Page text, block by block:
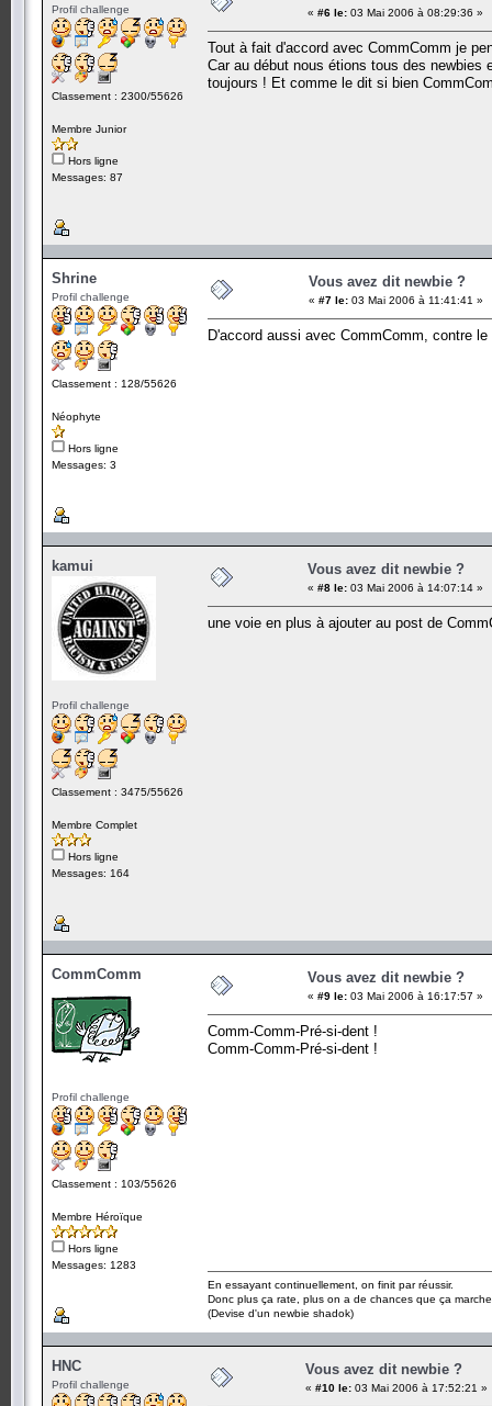
Profil challenge
Classement : 2300/55626
Membre Junior
Hors ligne
Messages: 87
« #6 le: 03 Mai 2006 à 08:29:36 »
Tout à fait d'accord avec CommComm je
Car au début nous étions tous des
toujours ! Et comme le dit si bien
Shrine
Profil challenge
Classement : 128/55626
Néophyte
Hors ligne
Messages: 3
Vous avez dit newbie ?
« #7 le: 03 Mai 2006 à 11:41:41 »
D'accord aussi avec CommComm, contre
kamui
Profil challenge
Classement : 3475/55626
Membre Complet
Hors ligne
Messages: 164
Vous avez dit newbie ?
« #8 le: 03 Mai 2006 à 14:07:14 »
une voie en plus à ajouter au post de
CommComm
Profil challenge
Classement : 103/55626
Membre Héroïque
Hors ligne
Messages: 1283
Vous avez dit newbie ?
« #9 le: 03 Mai 2006 à 16:17:57 »
Comm-Comm-Pré-si-dent !
Comm-Comm-Pré-si-dent !
En essayant continuellement, on finit par réussir.
Donc plus ça rate, plus on a de chances que ça
(Devise d'un newbie shadok)
HNC
Profil challenge
Vous avez dit newbie ?
« #10 le: 03 Mai 2006 à 17:52:21 »